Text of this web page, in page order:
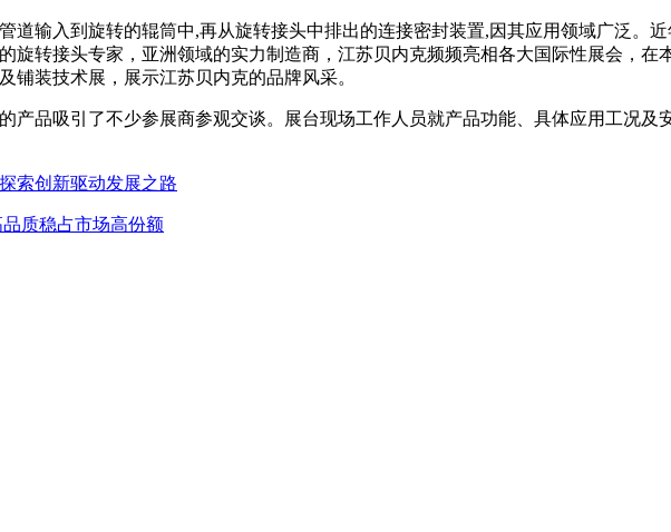
道输入到旋转的辊筒中,再从旋转接头中排出的连接密封装置,因其应用领域广泛。
旋转接头专家，亚洲领域的实力制造商，江苏贝内克频频亮相各大国际性展会，
铺装技术展，展示江苏贝内克的品牌风采。
产品吸引了不少参展商参观交谈。展台现场工作人员就产品功能、具体应用工况
索创新驱动发展之路
质稳占市场高份额